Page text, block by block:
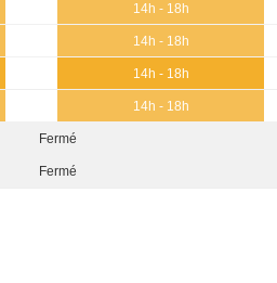
14h - 18h
14h - 18h
14h - 18h
14h - 18h
Fermé
Fermé